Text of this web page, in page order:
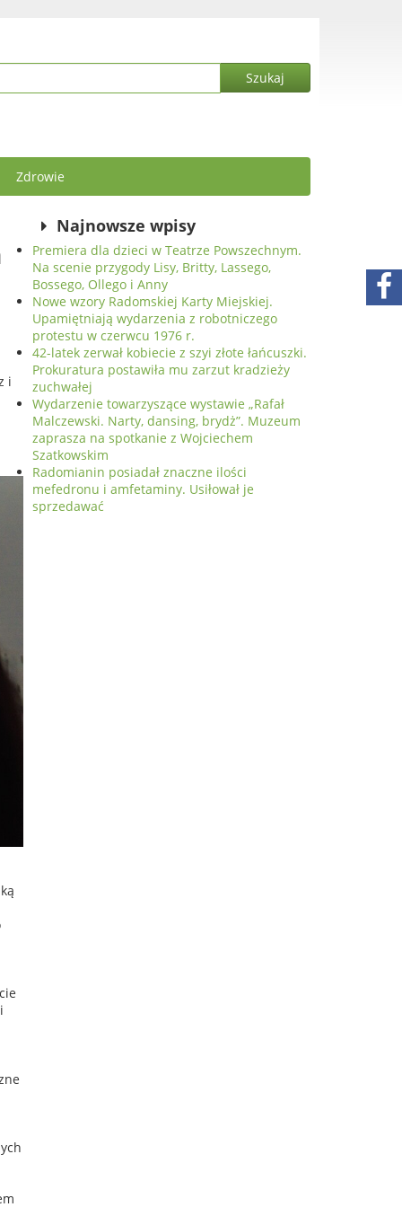
Zdrowie
i
Najnowsze wpisy
Premiera dla dzieci w Teatrze Powszechnym.
Na scenie przygody Lisy, Britty, Lassego,
Bossego, Ollego i Anny
Nowe wzory Radomskiej Karty Miejskiej.
Upamiętniają wydarzenia z robotniczego
protestu w czerwcu 1976 r.
42-latek zerwał kobiecie z szyi złote łańcuszki.
Prokuratura postawiła mu zarzut kradzieży
zuchwałej
Wydarzenie towarzyszące wystawie „Rafał
Malczewski. Narty, dansing, brydż”. Muzeum
zaprasza na spotkanie z Wojciechem
Szatkowskim
Radomianin posiadał znaczne ilości
mefedronu i amfetaminy. Usiłował je
sprzedawać